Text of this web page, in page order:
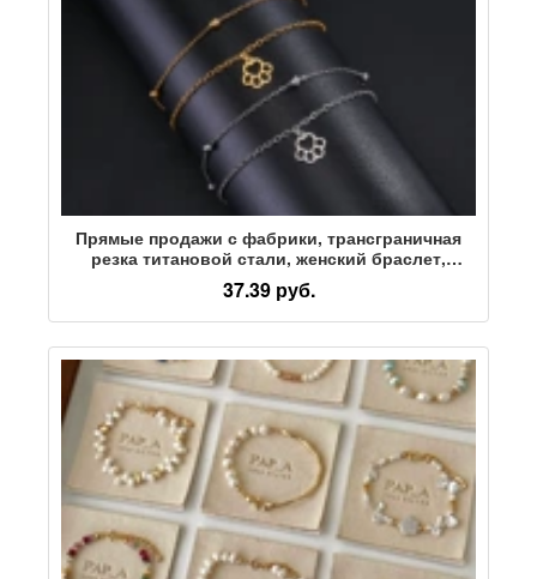
Прямые продажи с фабрики, трансграничная
резка титановой стали, женский браслет,
цепочка из бисера, двойная цепочка, подвеска
с кошачьим когтем, браслет из нержавеющей
стали
37.39 руб.